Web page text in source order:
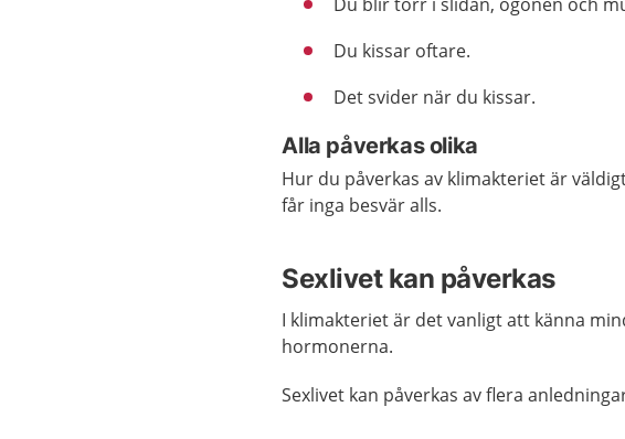
Du kissar oftare.
Det svider när du kissar.
Alla påverkas olika
Hur du påverkas av klimakteriet är
får inga besvär alls.
Sexlivet kan påverkas
I klimakteriet är det vanligt att känna
hormonerna.
Sexlivet kan påverkas av flera